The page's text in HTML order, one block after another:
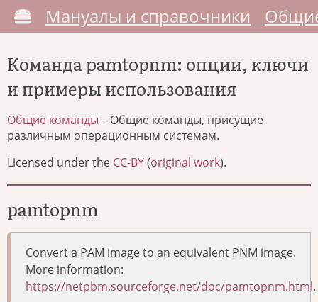
Мануалы и справочники
Команда pamtopnm: опции, ключи
и примеры использования
Общие команды – Общие команды, присущие
различным операционным системам.
Licensed under the CC-BY(original work).
pamtopnm
Convert a PAM image to an equivalent PNM image.
More information:
https://netpbm.sourceforge.net/doc/pamtopnm.html.